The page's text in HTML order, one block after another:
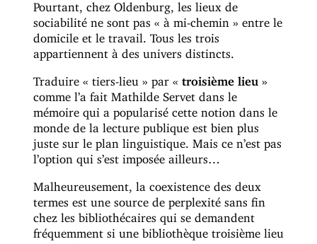
Pourtant, chez Oldenburg, les lieux de
sociabilité ne sont pas « à mi-chemin » entre le
domicile et le travail. Tous les trois
appartiennent à des univers distincts.
Traduire « tiers-lieu » par « troisième lieu
comme l’a fait Mathilde Servet dans le
mémoire qui a popularisé cette notion dans le
monde de la lecture publique est bien plus
juste sur le plan linguistique. Mais ce n’est pas
l’option qui s’est imposée ailleurs…
Malheureusement, la coexistence des deux
termes est une source de perplexité sans fin
chez les bibliothécaires qui se demandent
fréquemment si une bibliothèque troisième lieu